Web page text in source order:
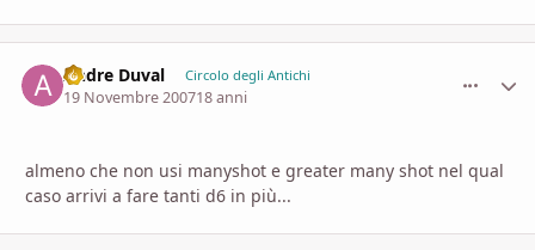
Andre Duval Circolo degli Antichi
19 Novembre 200718 anni
almeno che non usi manyshot e greater many shot nel qual
caso arrivi a fare tanti d6 in più...